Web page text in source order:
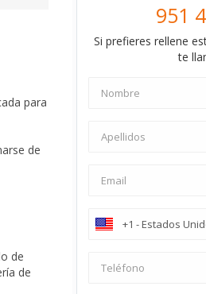
para
de
de
de
951
Si prefieres rellene
te